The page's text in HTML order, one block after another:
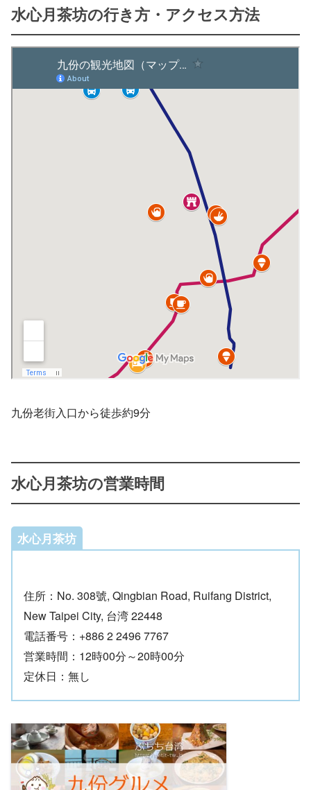
水心月茶坊の行き方・アクセス方法
九份老街入口から徒歩約9分
水心月茶坊の営業時間
水心月茶坊
住所：No. 308號, Qingbian Road, Ruifang District,
New Taipei City, 台湾 22448
電話番号：+886 2 2496 7767
営業時間：12時00分～20時00分
定休日：無し